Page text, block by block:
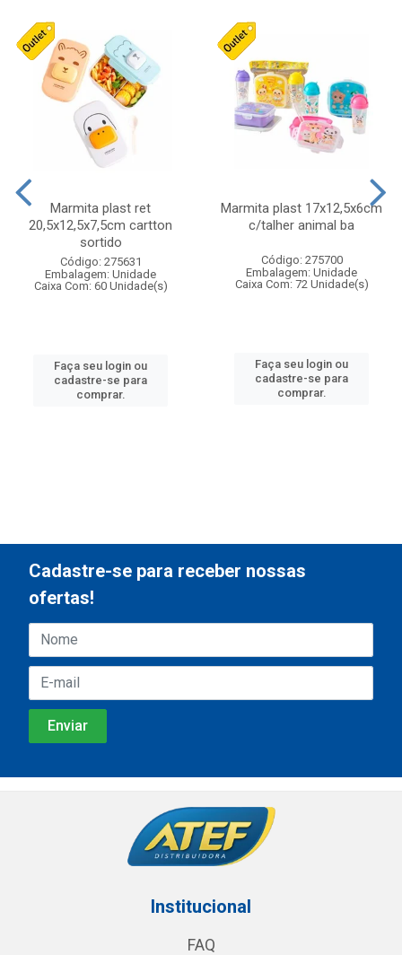
Marmita plast ret
20,5x12,5x7,5cm cartton
sortido
Código: 275631
Embalagem: Unidade
Caixa Com: 60 Unidade(s)
Faça seu login ou
cadastre-se para
comprar.
Marmita plast 17x12,5x6cm
c/talher animal ba
Código: 275700
Embalagem: Unidade
Caixa Com: 72 Unidade(s)
Faça seu login ou
cadastre-se para
comprar.
Cadastre-se para receber nossas
ofertas!
Institucional
FAQ